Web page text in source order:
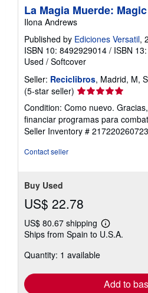
La Magia Muerde:
Ilona Andrews
Published by Ediciones Versatil,
ISBN 10: 8492929014 / ISBN
Used / Softcover
Seller: Reciclibros, Madrid, M,
(5-star seller) Seller
5
out
of
Condition: Como nuevo.
financiar programas para
Seller Inventory #
Contact seller
Buy Used
US$ 22.78
US$ 80.67 shipping
Learn
more
Ships from Spain to U.S.A.
Quantity: 1 available
Add to